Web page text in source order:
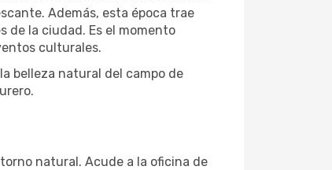
Además, esta época trae
la ciudad. Es el momento
culturales.
belleza natural del campo de
natural. Acude a la oficina de